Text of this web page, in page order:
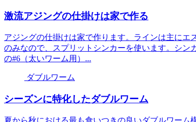
激流アジングの仕掛けは家で作る
アジングの仕掛けは家で作ります。ラインは主に
のみなので、スプリットシンカーを使います。シン
の#6（太いワーム用）...
ダブルワーム
シーズンに特化したダブルワーム
夏から秋における最も食いつきの良いダブルワーム